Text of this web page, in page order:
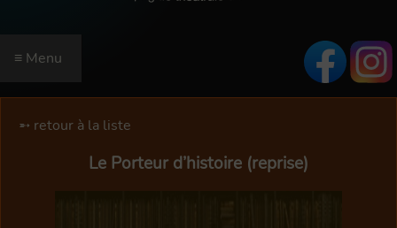
≡ Menu
ACCUEIL
RÉSERVATIONS
retour à la liste
Le Porteur d’histoire (reprise)